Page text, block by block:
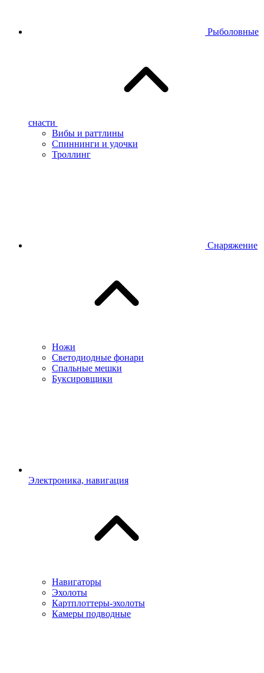
Рыболовные
снасти
Вибы и раттлины
Спиннинги и удочки
Троллинг
Снаряжение
Ножи
Светодиодные фонари
Спальные мешки
Буксировщики
Электроника, навигация
Навигаторы
Эхолоты
Картплоттеры-эхолоты
Камеры подводные